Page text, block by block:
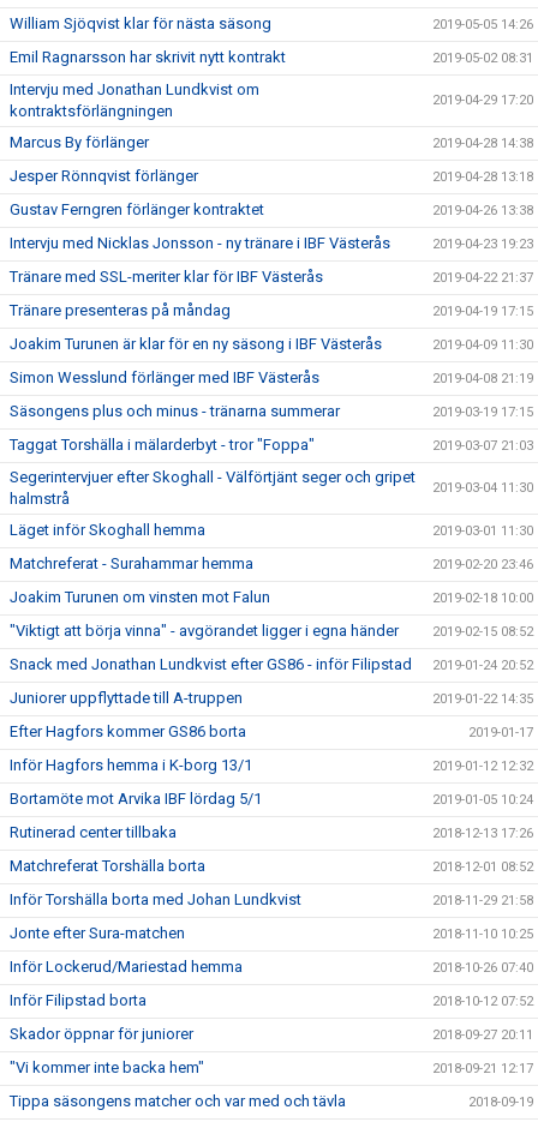
William Sjöqvist klar för nästa säsong 2019-05-05 14:26
Emil Ragnarsson har skrivit nytt kontrakt 2019-05-02 08:31
Intervju med Jonathan Lundkvist om
kontraktsförlängningen
2019-04-29 17:20
Marcus By förlänger 2019-04-28 14:38
Jesper Rönnqvist förlänger 2019-04-28 13:18
Gustav Ferngren förlänger kontraktet 2019-04-26 13:38
Intervju med Nicklas Jonsson - ny tränare i IBF Västerås 2019-04-23 19:23
Tränare med SSL-meriter klar för IBF Västerås 2019-04-22 21:37
Tränare presenteras på måndag 2019-04-19 17:15
Joakim Turunen är klar för en ny säsong i IBF Västerås 2019-04-09 11:30
Simon Wesslund förlänger med IBF Västerås 2019-04-08 21:19
Säsongens plus och minus - tränarna summerar 2019-03-19 17:15
Taggat Torshälla i mälarderbyt - tror "Foppa" 2019-03-07 21:03
Segerintervjuer efter Skoghall - Välförtjänt seger och gripet
halmstrå
2019-03-04 11:30
Läget inför Skoghall hemma 2019-03-01 11:30
Matchreferat - Surahammar hemma 2019-02-20 23:46
Joakim Turunen om vinsten mot Falun 2019-02-18 10:00
"Viktigt att börja vinna" - avgörandet ligger i egna händer 2019-02-15 08:52
Snack med Jonathan Lundkvist efter GS86 - inför Filipstad 2019-01-24 20:52
Juniorer uppflyttade till A-truppen 2019-01-22 14:35
Efter Hagfors kommer GS86 borta 2019-01-17
Inför Hagfors hemma i K-borg 13/1 2019-01-12 12:32
Bortamöte mot Arvika IBF lördag 5/1 2019-01-05 10:24
Rutinerad center tillbaka 2018-12-13 17:26
Matchreferat Torshälla borta 2018-12-01 08:52
Inför Torshälla borta med Johan Lundkvist 2018-11-29 21:58
Jonte efter Sura-matchen 2018-11-10 10:25
Inför Lockerud/Mariestad hemma 2018-10-26 07:40
Inför Filipstad borta 2018-10-12 07:52
Skador öppnar för juniorer 2018-09-27 20:11
"Vi kommer inte backa hem" 2018-09-21 12:17
Tippa säsongens matcher och var med och tävla 2018-09-19